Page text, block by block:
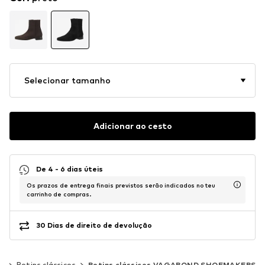
Selecionar tamanho
Adicionar ao cesto
De 4 - 6 dias úteis
Os prazos de entrega finais previstos serão indicados no teu
carrinho de compras.
30 Dias de direito de devolução